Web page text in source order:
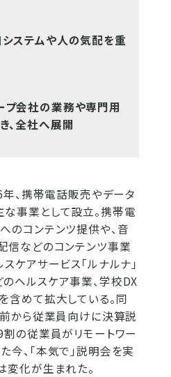
ステムや人の気配を重
プ会社の業務や専門用
、全社へ展開
、携帯電話販売やデータ
事業として設立。携帯電
のコンテンツ提供や、音
信などのコンテンツ事業
ケアサービス「ルナルナ」
ヘルスケア事業、学校DX
含めて拡大している。同
から従業員向けに決算説
割の従業員がリモートワー
今、「本気で」説明会を実
変化が生まれた。